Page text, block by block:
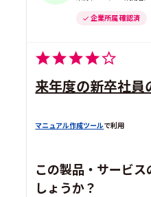
企業所属 確認済
来年度の新卒社員
マニュアル作成ツールで利用
この製品・サービ
しょうか？